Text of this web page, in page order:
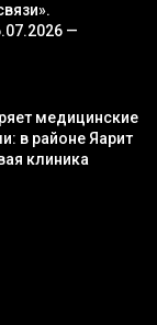
—
медицинские
в районе Яарит
клиника